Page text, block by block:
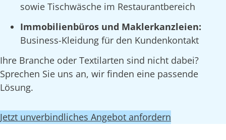
sowie Tischwäsche im Restaurantbereich
Immobilienbüros und Maklerkanzleien:
Business-Kleidung für den Kundenkontakt
Ihre Branche oder Textilarten sind nicht dabei?
Sprechen Sie uns an, wir finden eine passende
Lösung.
Jetzt unverbindliches Angebot anfordern